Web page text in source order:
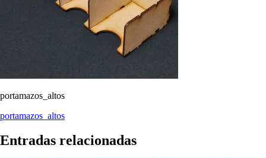
portamazos_altos
Navegación
de
entradas
portamazos_altos
Entradas relacionadas